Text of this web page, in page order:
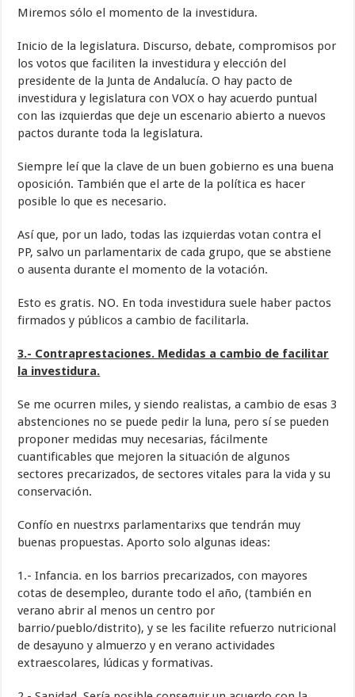
Miremos sólo el momento de la investidura.
Inicio de la legislatura. Discurso, debate, compromisos por
los votos que faciliten la investidura y elección del
presidente de la Junta de Andalucía. O hay pacto de
investidura y legislatura con VOX o hay acuerdo puntual
con las izquierdas que deje un escenario abierto a nuevos
pactos durante toda la legislatura.
Siempre leí que la clave de un buen gobierno es una buena
oposición. También que el arte de la política es hacer
posible lo que es necesario.
Así que, por un lado, todas las izquierdas votan contra el
PP, salvo un parlamentarix de cada grupo, que se abstiene
o ausenta durante el momento de la votación.
Esto es gratis. NO. En toda investidura suele haber pactos
firmados y públicos a cambio de facilitarla.
3.- Contraprestaciones. Medidas a cambio de facilitar
la investidura.
Se me ocurren miles, y siendo realistas, a cambio de esas 3
abstenciones no se puede pedir la luna, pero sí se pueden
proponer medidas muy necesarias, fácilmente
cuantificables que mejoren la situación de algunos
sectores precarizados, de sectores vitales para la vida y su
conservación.
Confío en nuestrxs parlamentarixs que tendrán muy
buenas propuestas. Aporto solo algunas ideas:
1.- Infancia. en los barrios precarizados, con mayores
cotas de desempleo, durante todo el año, (también en
verano abrir al menos un centro por
barrio/pueblo/distrito), y se les facilite refuerzo nutricional
de desayuno y almuerzo y en verano actividades
extraescolares, lúdicas y formativas.